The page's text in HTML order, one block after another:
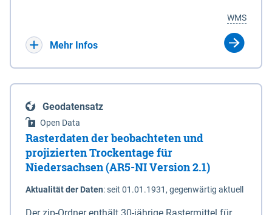
Eigenschaft eines Sperrwerkes durch Widmung, die
die Deichbehörde durch Verordnung ausspricht.
sowie Status der bestehenden Wolfsterritorien im
laufenden Monitoringjahr.
WMS
Mehr Infos
Geodatensatz
Open Data
Rasterdaten der beobachteten und
projizierten Trockentage für
Niedersachsen (AR5-NI Version 2.1)
Aktualität der Daten:seit 01.01.1931, gegenwärtig aktuell